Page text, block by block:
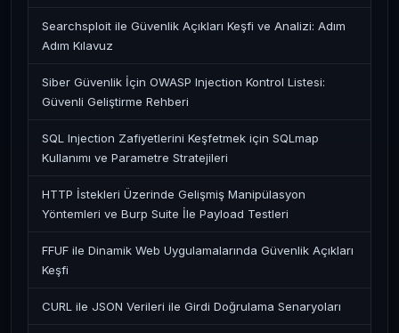
Searchsploit ile Güvenlik Açıkları Keşfi ve Analizi: Adım
Adım Kılavuz
Siber Güvenlik İçin OWASP Injection Kontrol Listesi:
Güvenli Geliştirme Rehberi
SQL Injection Zafiyetlerini Keşfetmek için SQLmap
Kullanımı ve Parametre Stratejileri
HTTP İstekleri Üzerinde Gelişmiş Manipülasyon
Yöntemleri ve Burp Suite İle Payload Testleri
FFUF ile Dinamik Web Uygulamalarında Güvenlik Açıkları
Keşfi
CURL ile JSON Verileri ile Girdi Doğrulama Senaryoları